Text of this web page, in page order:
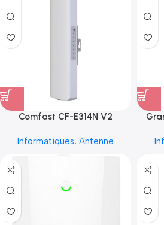
Comfast CF-E314N V2
Informatiques, Antenne